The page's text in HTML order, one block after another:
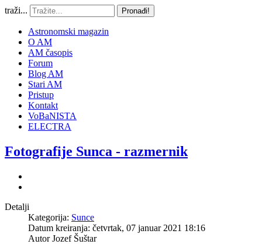
traži... Pronađi!
Astronomski magazin
O AM
AM časopis
Forum
Blog AM
Stari AM
Pristup
Kontakt
VoBaNISTA
ELECTRA
Fotografije Sunca - razmernik
Detalji
Kategorija: Sunce
Datum kreiranja: četvrtak, 07 januar 2021 18:16
AutorJozef Šuštar